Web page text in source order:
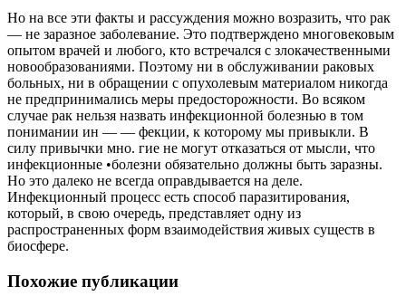
Но на все эти факты и рассуждения можно возразить, что рак
— не заразное заболевание. Это подтверждено многовековым
опытом врачей и любого, кто встречался с злокачественными
новообразованиями. Поэтому ни в обслуживании раковых
больных, ни в обращении с опухолевым материалом никогда
не предпринимались меры предосторожности. Во всяком
случае рак нельзя назвать инфекционной болезнью в том
понимании ин — — фекции, к которому мы привыкли. В
силу привычки мно. гие не могут отказаться от мысли, что
инфекционные •болезни обязательно должны быть заразны.
Но это далеко не всегда оправдывается на деле.
Инфекционный процесс есть способ паразитирования,
который, в свою очередь, представляет одну из
распространенных форм взаимодействия живых существ в
биосфере.
Похожие публикации